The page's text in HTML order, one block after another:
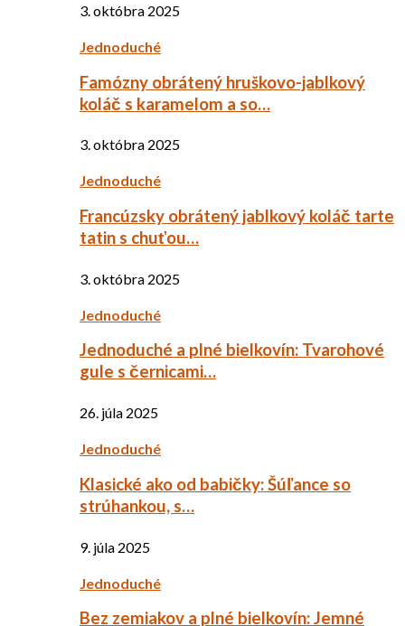
3. októbra 2025
Jednoduché
Famózny obrátený hruškovo-jablkový
koláč s karamelom a so…
3. októbra 2025
Jednoduché
Francúzsky obrátený jablkový koláč tarte
tatin s chuťou…
3. októbra 2025
Jednoduché
Jednoduché a plné bielkovín: Tvarohové
gule s černicami…
26. júla 2025
Jednoduché
Klasické ako od babičky: Šúľance so
strúhankou, s…
9. júla 2025
Jednoduché
Bez zemiakov a plné bielkovín: Jemné